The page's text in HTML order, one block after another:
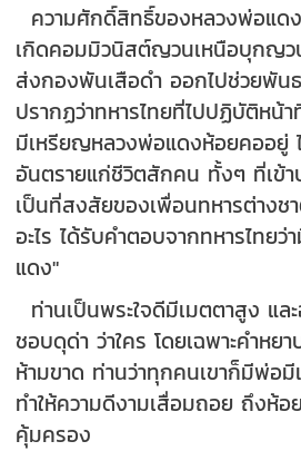
ความศักดิ์สิทธิ์ของหลวงพ่อแด
เกิดคอมมิวนิสต์ญวนเหนือบุกญว
ส่งกองพันเสือดำ ออกไปช่วยพัน
ปรากฏว่าทหารไทยที่ไปปฏิบัติหน้
มีเหรียญหลวงพ่อแดงห้อยคออยู่
อันตรายแก่ชีวิตสักคน ทั้งๆ ที่เข้
เป็นที่สงสัยของเพื่อนทหารต่างช
อะไร ได้รับคำตอบจากทหารไทย
แดง"
ท่านเป็นพระใจดีมีเมตตาสูง แ
ชอบดุด่า ว่าใคร โดยเฉพาะคำห
ห้ามขาด ท่านว่าทุกคนเขาก็มีพ่อ
ทำให้ความดีงามเสื่อมถอย ถึงห้อ
คุ้มครอง